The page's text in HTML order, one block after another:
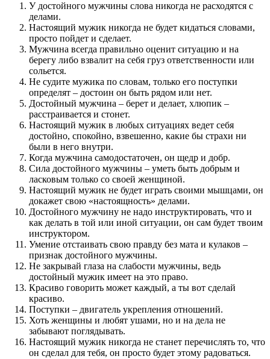
У достойного мужчины слова никогда не расходятся с
делами.
Настоящий мужик никогда не будет кидаться словами,
просто пойдет и сделает.
Мужчина всегда правильно оценит ситуацию и на
берегу либо взвалит на себя груз ответственности или
сольется.
Не судите мужика по словам, только его поступки
определят – достоин он быть рядом или нет.
Достойный мужчина – берет и делает, хлюпик –
расстраивается и стонет.
Настоящий мужик в любых ситуациях ведет себя
достойно, спокойно, взвешенно, какие бы страхи ни
были в него внутри.
Когда мужчина самодостаточен, он щедр и добр.
Сила достойного мужчины – уметь быть добрым и
ласковым только со своей женщиной.
Настоящий мужик не будет играть своими мышцами, он
докажет свою «настоящность» делами.
Достойного мужчину не надо инструктировать, что и
как делать в той или иной ситуации, он сам будет твоим
инструктором.
Умение отстаивать свою правду без мата и кулаков –
признак достойного мужчины.
Не закрывай глаза на слабости мужчины, ведь
достойный мужик имеет на это право.
Красиво говорить может каждый, а ты вот сделай
красиво.
Поступки – двигатель укрепления отношений.
Хоть женщины и любят ушами, но и на дела не
забывают поглядывать.
Настоящий мужик никогда не станет перечислять то, что
он сделал для тебя, он просто будет этому радоваться.